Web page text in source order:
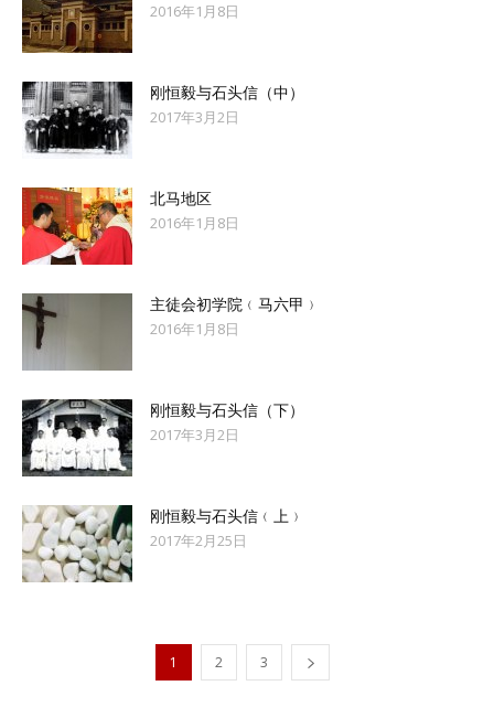
2016年1月8日
刚恒毅与石头信（中）
2017年3月2日
北马地区
2016年1月8日
主徒会初学院﹙马六甲﹚
2016年1月8日
刚恒毅与石头信（下）
2017年3月2日
刚恒毅与石头信﹙上﹚
2017年2月25日
1 2 3